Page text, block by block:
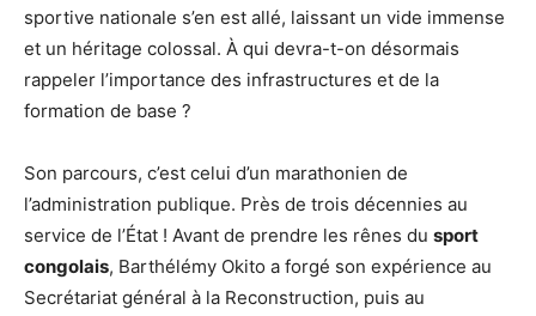
sportive nationale s’en est allé, laissant un vide immense
et un héritage colossal. À qui devra-t-on désormais
rappeler l’importance des infrastructures et de la
formation de base ?
Son parcours, c’est celui d’un marathonien de
l’administration publique. Près de trois décennies au
service de l’État ! Avant de prendre les rênes du sport
congolais, Barthélémy Okito a forgé son expérience au
Secrétariat général à la Reconstruction, puis au